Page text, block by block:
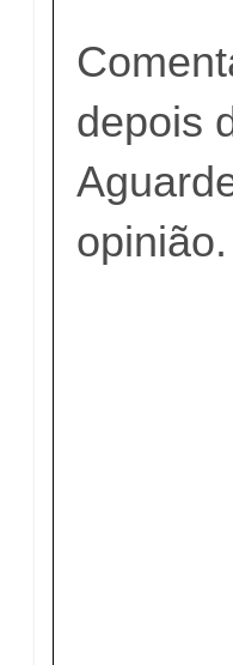
depois
opinião.